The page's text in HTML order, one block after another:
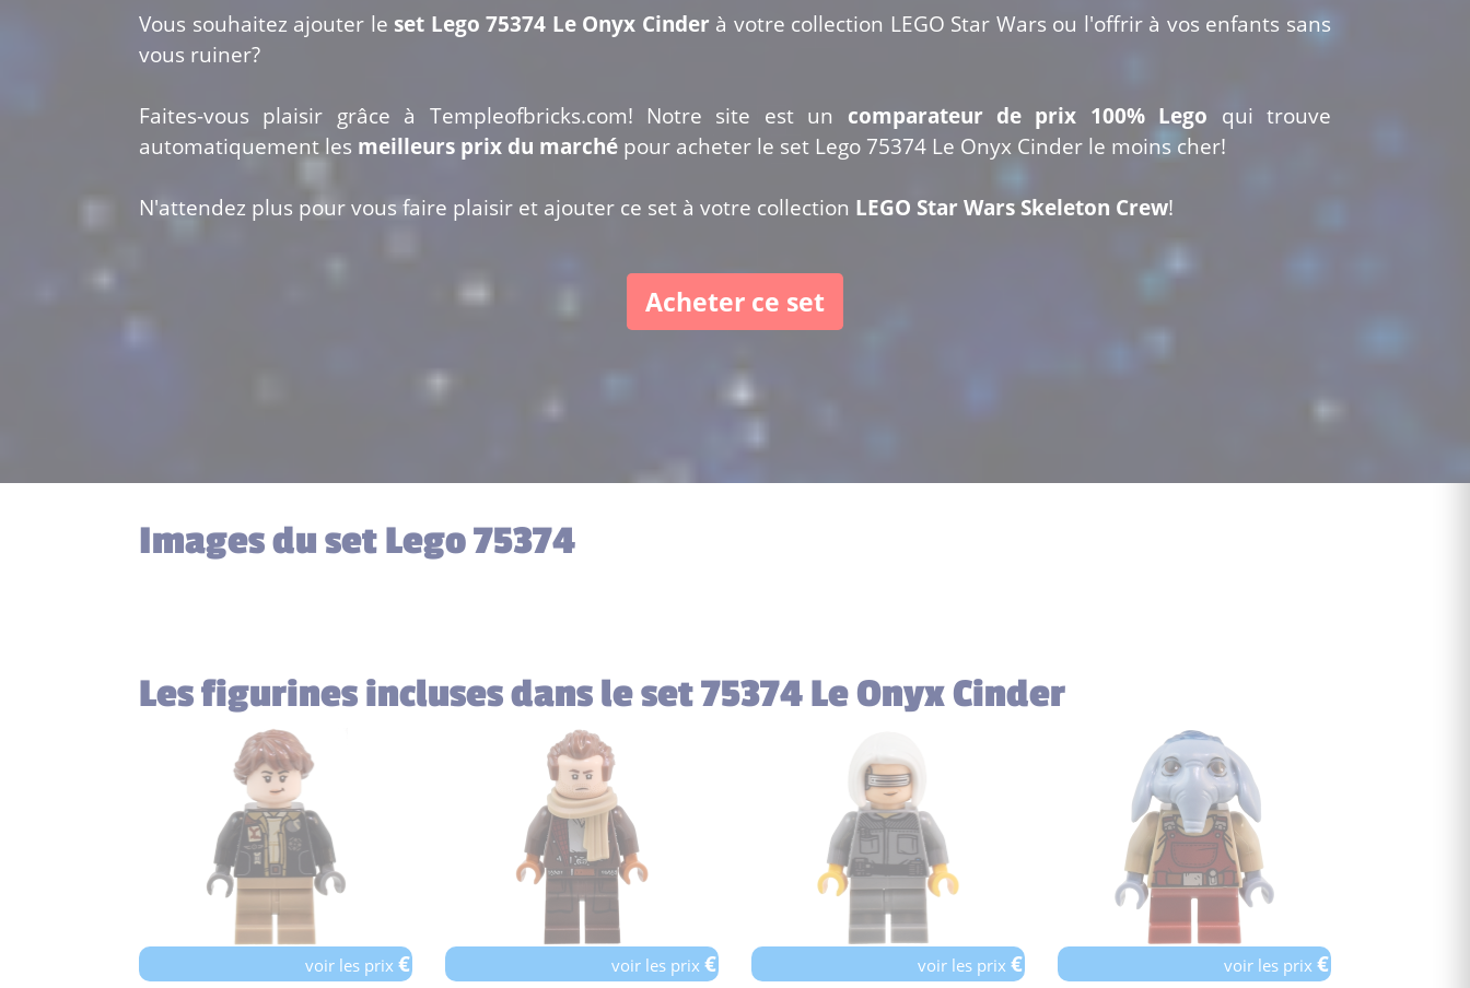
Vous souhaitez ajouter le set Lego 75374 Le Onyx Cinder à votre collection LEGO Star Wars ou l'offrir à vos enfants sans
vous ruiner?
Faites-vous plaisir grâce à Templeofbricks.com! Notre site est un comparateur de prix 100% Lego qui trouve
automatiquement les meilleurs prix du marché pour acheter le set Lego 75374 Le Onyx Cinder le moins cher!
N'attendez plus pour vous faire plaisir et ajouter ce set à votre collection LEGO Star Wars Skeleton Crew!
Acheter ce set
Images du set Lego 75374
Les figurines incluses dans le set 75374 Le Onyx Cinder
voir les prix€ voir les prix€ voir les prix€ voir les prix€